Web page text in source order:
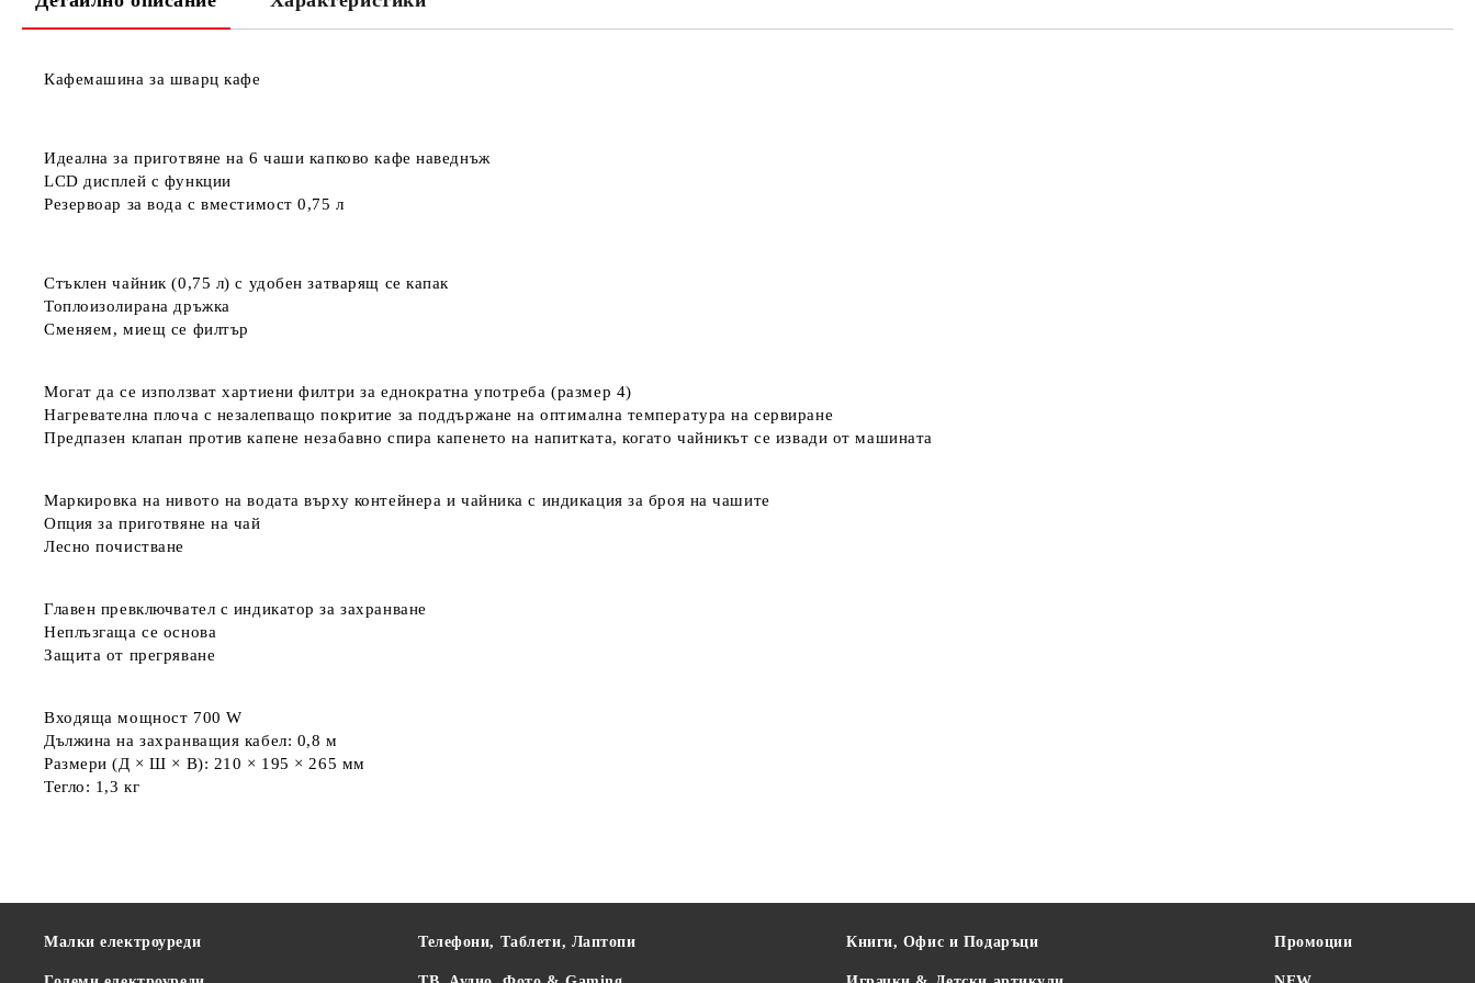
Кафемашина за шварц кафе
Идеална за приготвяне на 6 чаши капково кафе наведнъж
LCD дисплей с функции
Резервоар за вода с вместимост 0,75 л
Стъклен чайник (0,75 л) с удобен затварящ се капак
Топлоизолирана дръжка
Сменяем, миещ се филтър
Могат да се използват хартиени филтри за еднократна употреба (размер 4)
Нагревателна плоча с незалепващо покритие за поддържане на оптимална температура на сервиране
Предпазен клапан против капене незабавно спира капенето на напитката, когато чайникът се извади от машината
Маркировка на нивото на водата върху контейнера и чайника с индикация за броя на чашите
Опция за приготвяне на чай
Лесно почистване
Главен превключвател с индикатор за захранване
Неплъзгаща се основа
Защита от прегряване
Входяща мощност 700 W
Дължина на захранващия кабел: 0,8 м
Размери (Д × Ш × В): 210 × 195 × 265 мм
Тегло: 1,3 кг
Малки електроуреди Телефони, Таблети, Лаптопи Книги, Офис и Подаръци Промоции